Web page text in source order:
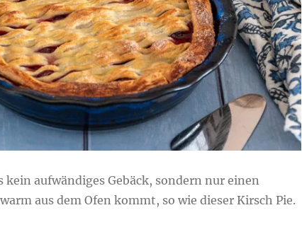
kein aufwändiges Gebäck, sondern nur einen
aus dem Ofen kommt, so wie dieser Kirsch Pie.